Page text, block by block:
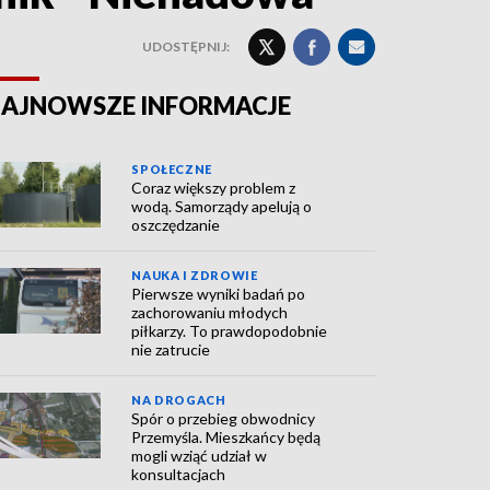
UDOSTĘPNIJ:
INFORMACJE
SPOŁECZNE
Coraz większy problem z
wodą. Samorządy apelują o
oszczędzanie
NAUKA I ZDROWIE
Pierwsze wyniki badań po
zachorowaniu młodych
piłkarzy. To prawdopodobnie
nie zatrucie
NA DROGACH
Spór o przebieg obwodnicy
Przemyśla. Mieszkańcy będą
mogli wziąć udział w
konsultacjach